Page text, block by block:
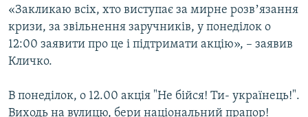
«Закликаю всіх, хто виступає за мирне розвʼязання
кризи, за звільнення заручників, у понеділок о
12:00 заявити про це і підтримати акцію», – заявив
Кличко.
В понеділок, о 12.00 акція "Не бійся! Ти- українець!".
Виходь на вулицю, бери національний прапор!